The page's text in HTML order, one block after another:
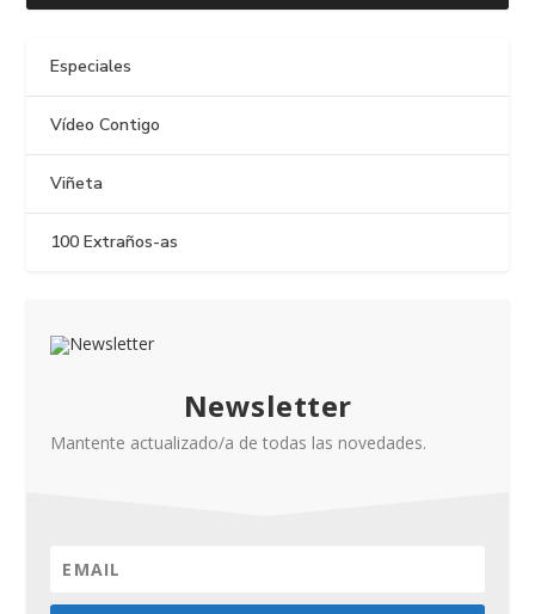
Especiales
Vídeo Contigo
Viñeta
100 Extraños-as
Newsletter
Mantente actualizado/a de todas las novedades.